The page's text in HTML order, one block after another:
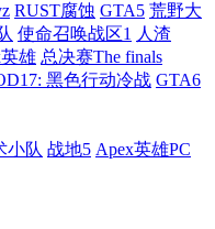
RUST腐蚀 GTA5 荒野大
使命召唤战区1 人渣
雄 总决赛The finals
黑色行动冷战 GTA6
小队 战地5 Apex英雄PC